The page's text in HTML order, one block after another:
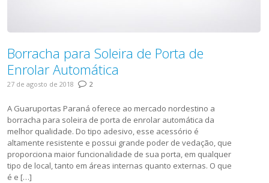
Borracha para Soleira de Porta de
Enrolar Automática
27 de agosto de 2018 2
A Guaruportas Paraná oferece ao mercado nordestino a
borracha para soleira de porta de enrolar automática da
melhor qualidade. Do tipo adesivo, esse acessório é
altamente resistente e possui grande poder de vedação, que
proporciona maior funcionalidade de sua porta, em qualquer
tipo de local, tanto em áreas internas quanto externas. O que
é e […]